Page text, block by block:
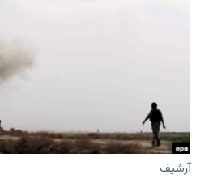
آرشیف